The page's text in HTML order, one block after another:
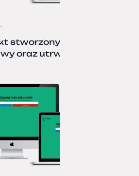
stworzony z miłości do
oraz utrwalenia naszych